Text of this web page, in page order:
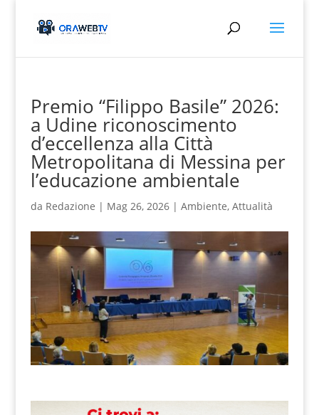
Premio “Filippo Basile” 2026:
a Udine riconoscimento
d’eccellenza alla Città
Metropolitana di Messina per
l’educazione ambientale
da Redazione | Mag 26, 2026| Ambiente, Attualità